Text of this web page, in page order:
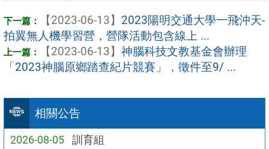
相關公告
2026-08-05 訓育組
【2023-06-13】 2023陽明交通大學一飛沖天-
拍翼無人機學習營，營隊活動包含線上 ...
【2023-06-13】 神腦科技文教基金會辦理
「2023神腦原鄉踏查紀片競賽」，徵件至9/ ...